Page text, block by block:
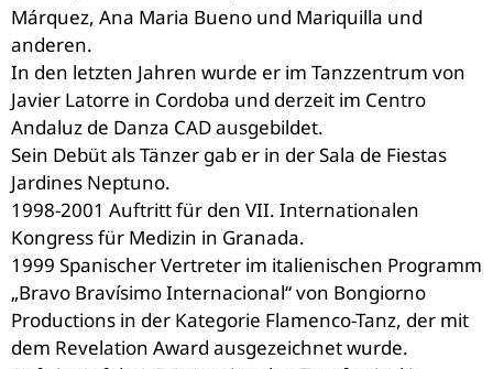
Márquez, Ana Maria Bueno und Mariquilla und
anderen.
In den letzten Jahren wurde er im Tanzzentrum von
Javier Latorre in Cordoba und derzeit im Centro
Andaluz de Danza CAD ausgebildet.
Sein Debüt als Tänzer gab er in der Sala de Fiestas
Jardines Neptuno.
1998-2001 Auftritt für den VII. Internationalen
Kongress für Medizin in Granada.
1999 Spanischer Vertreter im italienischen Programm
„Bravo Bravísimo Internacional“ von Bongiorno
Productions in der Kategorie Flamenco-Tanz, der mit
dem Revelation Award ausgezeichnet wurde.